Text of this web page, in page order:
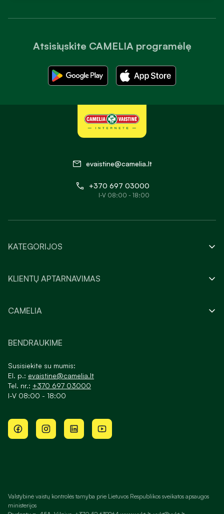
Atsisiųskite CAMELIA programėlę
evaistine@camelia.lt
+370 697 03000
I-V 08:00 - 18:00
KATEGORIJOS
KLIENTŲ APTARNAVIMAS
CAMELIA
BENDRAUKIME
Susisiekite su mumis:
El. p.: evaistine@camelia.lt
Tel. nr.: +370 697 03000
I-V 08:00 - 18:00
Valstybinė vaistų kontrolės tarnyba prie Lietuvos Respublikos sveikatos apsaugos
ministerijos